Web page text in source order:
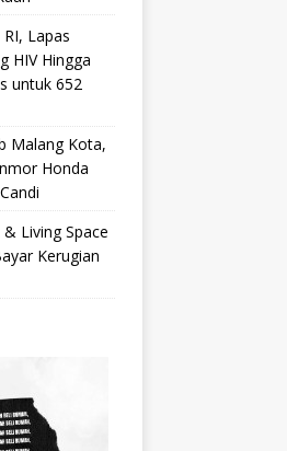
Lapas
HIV Hingga
untuk 652
Malang Kota,
Honda
Living Space
Kerugian